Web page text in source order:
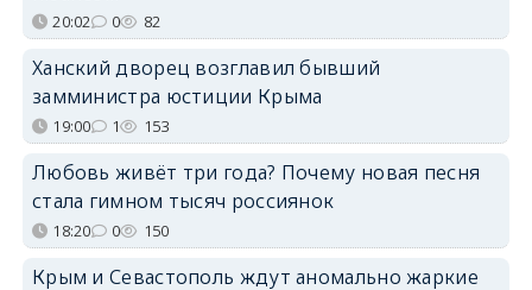
20:02 0 82
Ханский дворец возглавил бывший
замминистра юстиции Крыма
19:00 1 153
Любовь живёт три года? Почему новая песня
стала гимном тысяч россиянок
18:20 0 150
Крым и Севастополь ждут аномально жаркие